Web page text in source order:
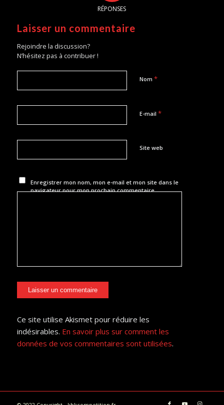
RÉPONSES
Laisser un commentaire
Rejoindre la discussion?
N’hésitez pas à contribuer !
Nom *
E-mail *
Site web
Enregistrer mon nom, mon e-mail et mon site dans le
navigateur pour mon prochain commentaire.
Ce site utilise Akismet pour réduire les
indésirables. En savoir plus sur comment les
données de vos commentaires sont utilisées.